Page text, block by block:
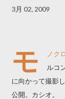
3月 02, 2009
モ
ノク
ルコ
に向かって撮影
公開。カシオ。